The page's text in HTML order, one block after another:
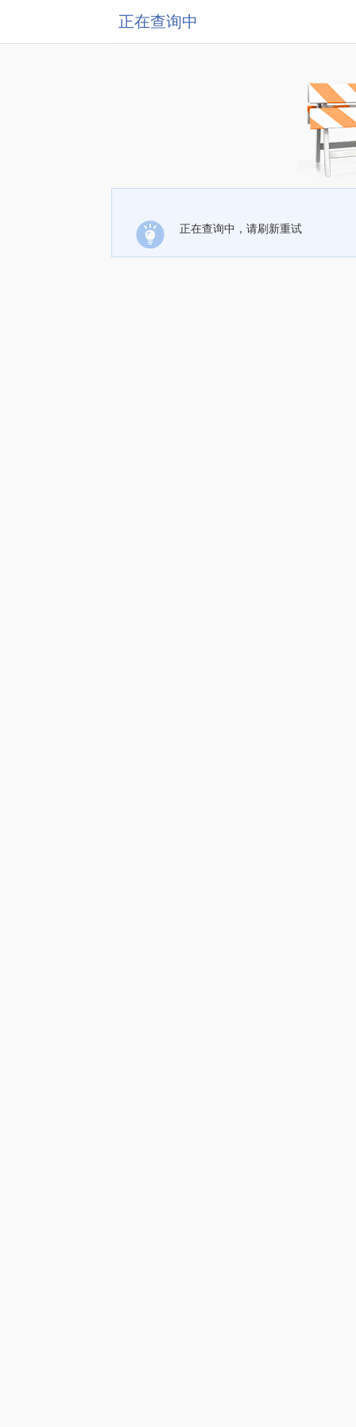
正在查询中
正在查询中，请刷新重试